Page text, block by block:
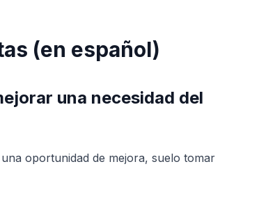
(en español)
una necesidad del
oportunidad de mejora, suelo tomar